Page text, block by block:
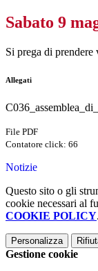
Sabato 9
Si prega di
Allegati
File PDF
Contatore click: 66
Notizie
Questo sito o gli
cookie necessari al
COOKIE POLICY.
Personalizza
Gestione cookie